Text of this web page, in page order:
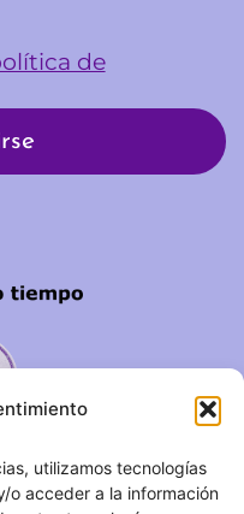
utilizamos tecnologías
o acceder a la información
de
Núñez,
Madrid